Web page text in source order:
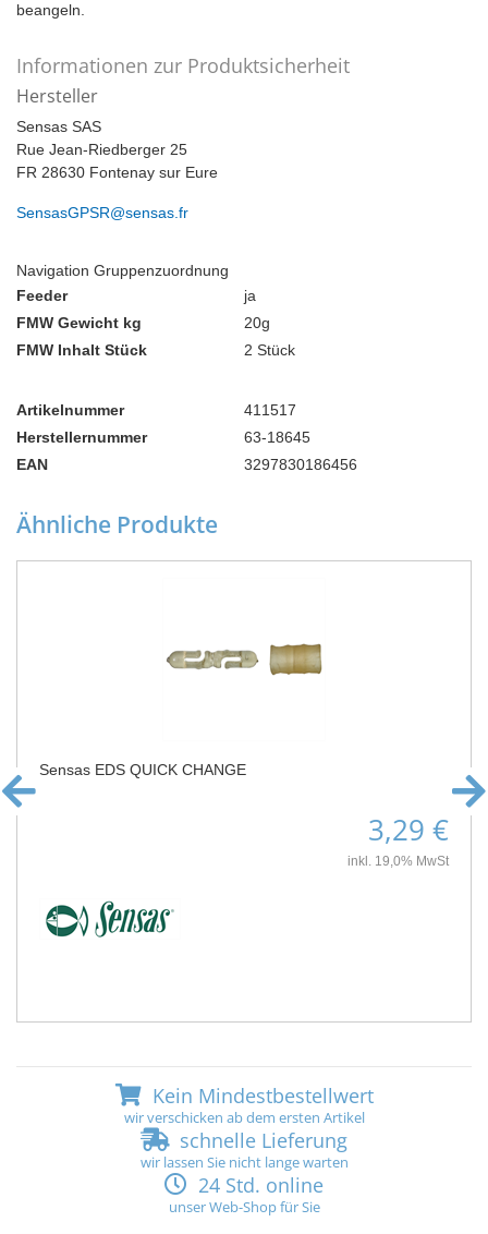
beangeln.
Informationen zur Produktsicherheit
Hersteller
Sensas SAS
Rue Jean-Riedberger 25
FR 28630 Fontenay sur Eure
SensasGPSR@sensas.fr
Navigation Gruppenzuordnung
Feeder
ja
FMW Gewicht kg
20g
FMW Inhalt Stück
2 Stück
Artikelnummer
411517
Herstellernummer
63-18645
EAN
3297830186456
Ähnliche Produkte
Sensas EDS QUICK CHANGE
3,29 €
inkl. 19,0% MwSt
Kein Mindestbestellwert
wir verschicken ab dem ersten Artikel
schnelle Lieferung
wir lassen Sie nicht lange warten
24 Std. online
unser Web-Shop für Sie